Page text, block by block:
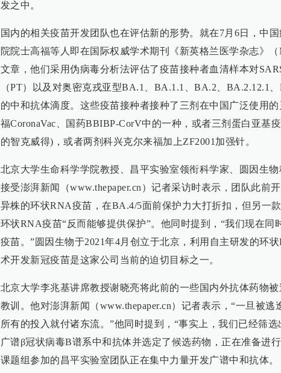
发之中。
国内的相关疫苗开发团队也在评估新的形势。就在7月6日，中
院院士高福等人即在国际权威学术期刊《新英格兰医学杂志》
文章，他们采用伪病毒分析法评估了疫苗接种者血清样本对
（PT）以及对奥密克戎亚型BA.1、BA.1.1、BA.2、BA.2.12.1
的中和抗体滴度。这些疫苗接种者接种了三剂在中国广泛使用
福CoronaVac、国药BBIBP-CorV中的一种，或者三剂蛋白亚基
的智克威得)，或者两剂科兴克尔来福加上ZF2001加强针。
北京大学生命科学学院教授、昌平实验室领衔科学家、圆因生
接受澎湃新闻（www.thepaper.cn）记者采访时表示，团队此前
异株的环状RNA疫苗，在BA.4/5面前保护力大打折扣，但另一
环状RNA疫苗“反而能够提供保护”。他同时提到，“我们现在同
疫苗。”圆因生物于2021年4月创立于北京，利用自主研发的环
术开发新冠疫苗是这家公司当前的迫切目标之一。
北京大学李兆基讲席教授谢晓亮将此前的一些国内外抗体药物
教训。他对澎湃新闻（www.thepaper.cn）记者表示，“一旦被逃
所有的投入就付诸东流。”他同时提到，“事实上，我们已经筛
广谱β冠状病毒B谱系中和抗体并选定了候选药物，正在准备进
课题组参加的昌平实验室团队正在集中力量开发广谱中和抗体。